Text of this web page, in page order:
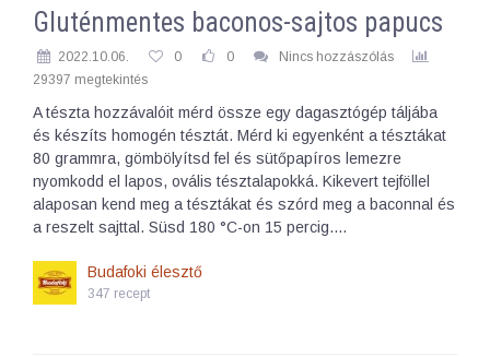
Gluténmentes baconos-sajtos papucs
2022.10.06. 0 0
Nincs hozzászólás
29397 megtekintés
A tészta hozzávalóit mérd össze egy dagasztógép táljába
és készíts homogén tésztát. Mérd ki egyenként a tésztákat
80 grammra, gömbölyítsd fel és sütőpapíros lemezre
nyomkodd el lapos, ovális tésztalapokká. Kikevert tejföllel
alaposan kend meg a tésztákat és szórd meg a baconnal és
a reszelt sajttal. Süsd 180 °C-on 15 percig.…
Budafoki élesztő
347 recept